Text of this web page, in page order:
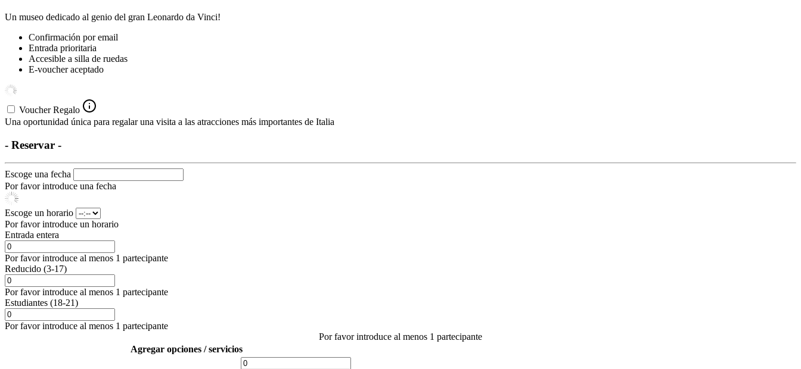
Un museo dedicado al genio del gran Leonardo da Vinci!
Confirmación por email
Entrada prioritaria
Accesible a silla de ruedas
E-voucher aceptado
Voucher Regalo
Una oportunidad única para regalar una visita a las atracciones más importantes de Italia
- Reservar -
Escoge una fecha
Por favor introduce una fecha
Escoge un horario
Por favor introduce un horario
Entrada entera
Por favor introduce al menos 1 partecipante
Reducido (3-17)
Por favor introduce al menos 1 partecipante
Estudiantes (18-21)
Por favor introduce al menos 1 partecipante
Por favor introduce al menos 1 partecipante
Agregar opciones / servicios